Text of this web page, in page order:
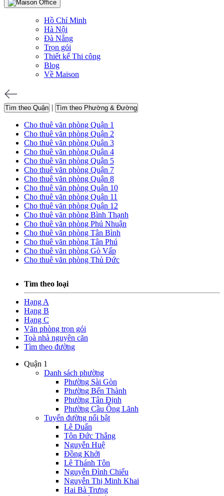
Hồ Chí Minh
Hà Nội
Đà Nẵng
Trọn gói
Thiết kế Thi công
Blog
Về Maison
Tìm theo Quận | Tìm theo Phường & Đường
Cho thuê văn phòng Quận 1
Cho thuê văn phòng Quận 2
Cho thuê văn phòng Quận 3
Cho thuê văn phòng Quận 4
Cho thuê văn phòng Quận 5
Cho thuê văn phòng Quận 7
Cho thuê văn phòng Quận 8
Cho thuê văn phòng Quận 10
Cho thuê văn phòng Quận 11
Cho thuê văn phòng Quận 12
Cho thuê văn phòng Bình Thạnh
Cho thuê văn phòng Phú Nhuận
Cho thuê văn phòng Tân Bình
Cho thuê văn phòng Tân Phú
Cho thuê văn phòng Gò Vấp
Cho thuê văn phòng Thủ Đức
Tìm theo loại
Hạng A
Hạng B
Hạng C
Văn phòng trọn gói
Toà nhà nguyên căn
Tìm theo đường
Quận 1
Danh sách phường
Phường Sài Gòn
Phường Bến Thành
Phường Tân Định
Phường Cầu Ông Lãnh
Tuyến đường nổi bật
Lê Duẩn
Tôn Đức Thắng
Nguyễn Huệ
Đồng Khởi
Lê Thánh Tôn
Nguyễn Đình Chiểu
Nguyễn Thị Minh Khai
Hai Bà Trưng